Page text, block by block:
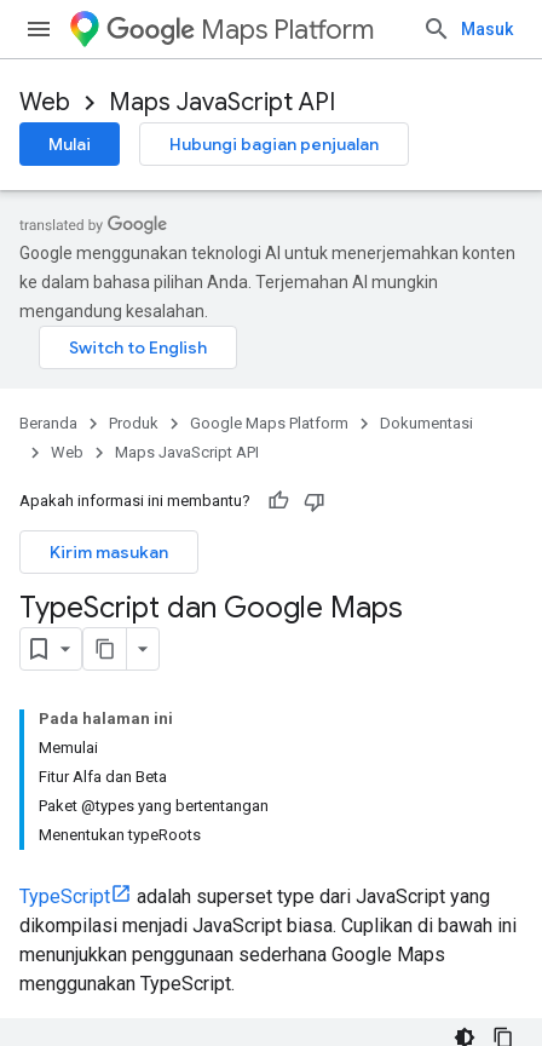
Maps Platform Masuk
Web Maps JavaScript API
Mulai Hubungi bagian penjualan
Google menggunakan teknologi AI untuk menerjemahkan konten
ke dalam bahasa pilihan Anda. Terjemahan AI mungkin
mengandung kesalahan.
Beranda Produk Google Maps Platform
Dokumentasi
Web
Maps JavaScript API
Apakah informasi ini membantu?
Kirim masukan
TypeScript dan Google Maps
Pada halaman ini
Memulai
Fitur Alfa dan Beta
Paket @types yang bertentangan
Menentukan typeRoots
TypeScript
adalah superset type dari JavaScript yang
dikompilasi menjadi JavaScript biasa. Cuplikan di bawah ini
menunjukkan penggunaan sederhana Google Maps
menggunakan TypeScript.